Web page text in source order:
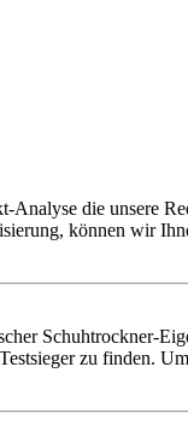
Analyse die unsere
können wir
Schuhtrockner-
zu finden.